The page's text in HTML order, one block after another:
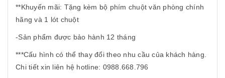
**Khuyến mãi: Tặng kèm bộ phím chuột văn phòng chính
hãng và 1 lót chuột
-Sản phẩm được bảo hành 12 tháng
***Cấu hình có thể thay đổi theo nhu cầu của khách hàng.
Chi tiết xin liên hệ hotline: 0988.668.796